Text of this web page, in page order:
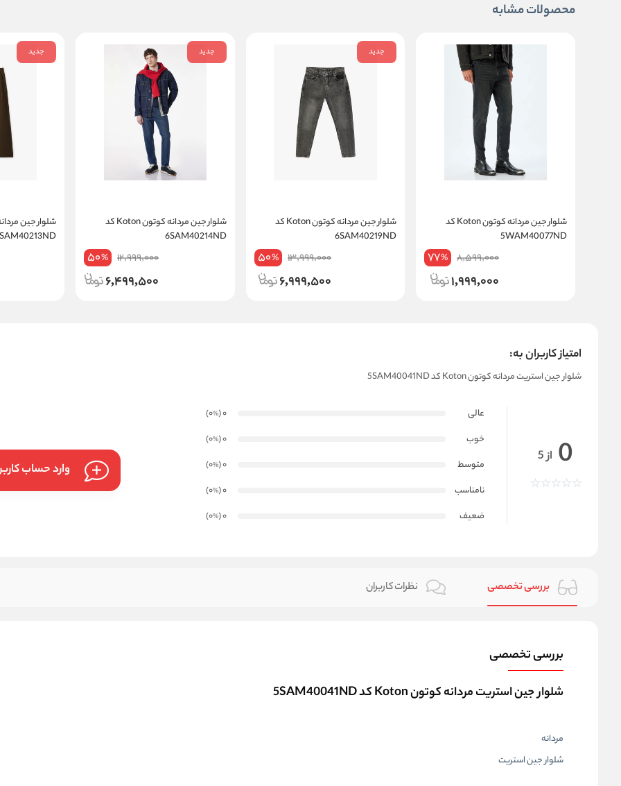
محصولات مشابه
شلوار جین مردانه کوتون Koton کد
5WAM40077ND
8,599,000
77%
1,999,000
جدید
شلوار جین مردانه کوتون Koton کد
6SAM40219ND
13,999,000
50%
6,999,500
جدید
شلوار جین مردانه کوتون Koton کد
6SAM40214ND
12,999,000
50%
6,499,500
جدید
6SAM40213ND
امتیاز کاربران به:
شلوار جین استریت مردانه کوتون Koton کد 5SAM40041ND
0 از 5
عالی 0
(0
%
)
خوب
0
(0
%
)
متوسط
0
(0
%
)
نامناسب
0
(0
%
)
ضعیف
0
(0
%
)
وارد حساب
بررسی تخصصی نظرات کاربران
بررسی تخصصی
شلوار جین استریت مردانه کوتون Koton کد 5SAM40041ND
مردانه
شلوار جین استریت